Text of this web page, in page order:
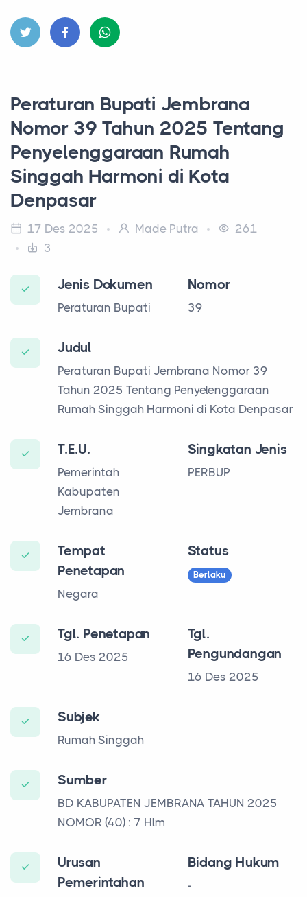
Peraturan Bupati Jembrana
Nomor 39 Tahun 2025 Tentang
Penyelenggaraan Rumah
Singgah Harmoni di Kota
Denpasar
17 Des 2025 Made Putra
261
3
Jenis Dokumen
Peraturan Bupati
Nomor
39
Judul
Peraturan Bupati Jembrana Nomor 39
Tahun 2025 Tentang Penyelenggaraan
Rumah Singgah Harmoni di Kota Denpasar
T.E.U.
Pemerintah
Kabupaten
Jembrana
Singkatan Jenis
PERBUP
Tempat
Penetapan
Negara
Status
Berlaku
Tgl. Penetapan
16 Des 2025
Tgl.
Pengundangan
16 Des 2025
Subjek
Rumah Singgah
Sumber
BD KABUPATEN JEMBRANA TAHUN 2025
NOMOR (40) : 7 Hlm
Urusan
Pemerintahan
Bidang Hukum
-